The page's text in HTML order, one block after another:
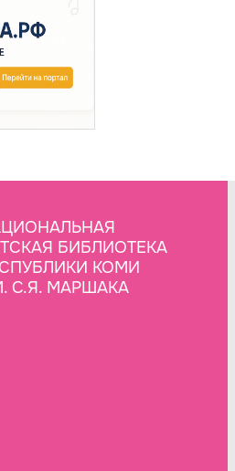
БИБЛИОТЕКА
КОМИ
С.Я. МАРШАКА